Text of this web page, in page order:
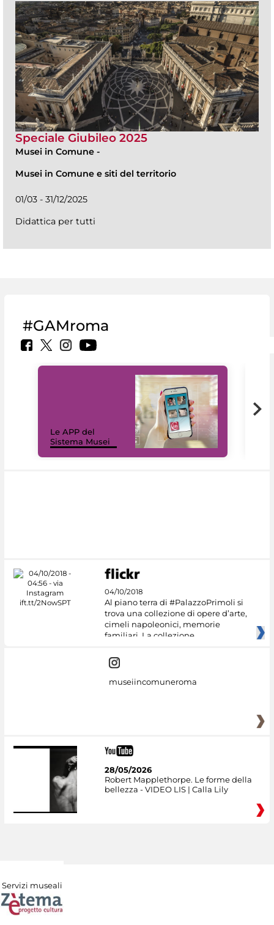
Speciale Giubileo 2025
Musei in Comune -
Musei in Comune e siti del territorio
01/03 - 31/12/2025
Didattica per tutti
#GAMroma
Le APP del
Sistema Musei
04/10/2018
Al piano terra di #PalazzoPrimoli si
trova una collezione di opere d’arte,
cimeli napoleonici, memorie
familiari. La collezione
museiincomuneroma
28/05/2026
Robert Mapplethorpe. Le forme della
bellezza - VIDEO LIS | Calla Lily
Servizi museali